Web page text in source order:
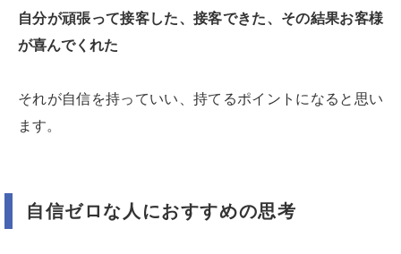
自分が頑張って接客した、接客できた、その結果お客様
が喜んでくれた
それが自信を持っていい、持てるポイントになると思い
ます。
自信ゼロな人におすすめの思考